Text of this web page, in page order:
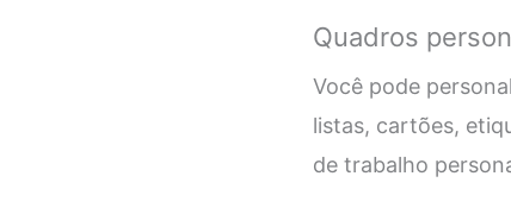
Quadros
Você pode
listas, cartões,
de trabalho